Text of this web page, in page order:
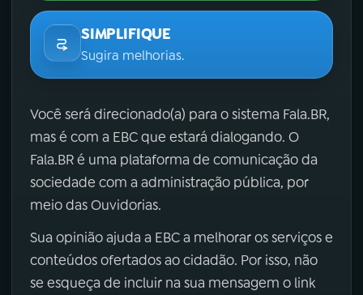
SIMPLIFIQUE
Sugira melhorias.
Você será direcionado(a) para o sistema Fala.BR,
mas é com a EBC que estará dialogando. O
Fala.BR é uma plataforma de comunicação da
sociedade com a administração pública, por
meio das Ouvidorias.
Sua opinião ajuda a EBC a melhorar os serviços e
conteúdos ofertados ao cidadão. Por isso, não
se esqueça de incluir na sua mensagem o link